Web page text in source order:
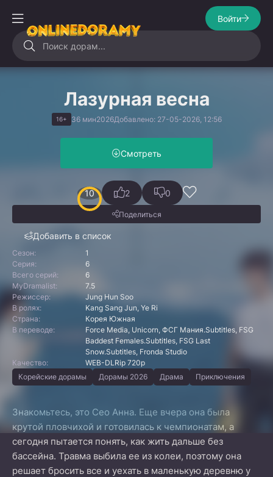
Войти
Лазурная весна
16+ 36 мин2026Добавлено: 27-05-2026, 12:56
Смотреть
10
Добавить в список
2 0
Поделиться
Сезон:
1
Серия:
6
Всего серий:
6
MyDramalist:
7.5
Режиссер:
Jung Hun Soo
В ролях:
Kang Sang Jun, Ye Ri
Страна:
Корея Южная
В переводе:
Force Media, Unicorn, ФСГ Мания.Subtitles, FSG
Baddest Females.Subtitles, FSG Last
Snow.Subtitles, Fronda Studio
Качество:
WEB-DLRip 720p
Корейские дорамы
Дорамы 2026 Драма Приключения
Знакомьтесь, это Сео Анна. Еще вчера она была
крутой пловчихой и готовилась к чемпионатам, а
сегодня пытается понять, как жить дальше без
бассейна. Травма выбила ее из колеи, поэтому она
решает бросить все и уехать в маленькую деревню у